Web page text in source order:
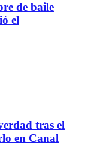
de baile
el
tras el
en Canal